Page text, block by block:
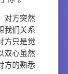
对方突然
我们关系
方只是觉
双心虽然
方的熟悉